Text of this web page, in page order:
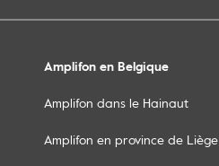
Amplifon en Belgique
Amplifon dans le Hainaut
Amplifon en province de Liège